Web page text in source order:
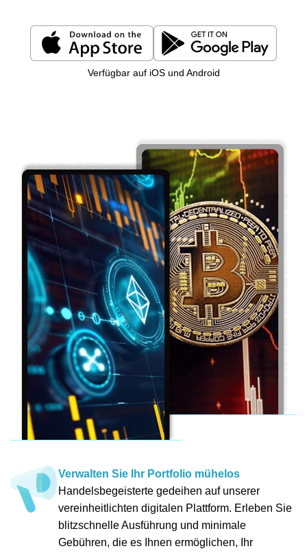
Verfügbar auf iOS und Android
Verwalten Sie Ihr Portfolio mühelos
Handelsbegeisterte gedeihen auf unserer
vereinheitlichten digitalen Plattform. Erleben Sie
blitzschnelle Ausführung und minimale
Gebühren, die es Ihnen ermöglichen, Ihr